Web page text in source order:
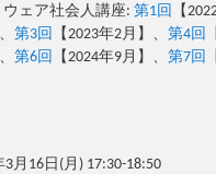
ェア社会人講座: 第1回 【
第3回 【2023年2月】、 第4回
第6回 【2024年9月】、 第7回
3月16日(月) 17:30-18:50